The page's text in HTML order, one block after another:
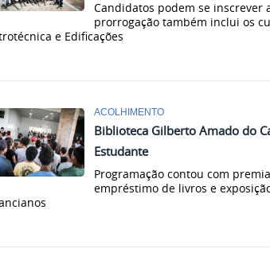
Candidatos podem se inscrever
prorrogação também inclui os
e Edificações
ACOLHIMENTO
Biblioteca Gilberto Amado do
Estudante
Programação contou com
empréstimo de livros e